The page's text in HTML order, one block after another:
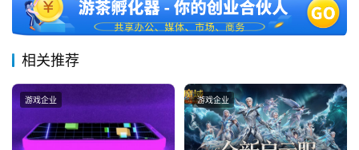
三
茶
奖
相关推荐
游戏企业 游戏企业